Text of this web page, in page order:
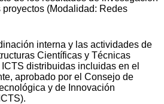
(Modalidad: Redes
interna y las actividades de
Científicas y Técnicas
distribuidas incluidas en el
aprobado por el Consejo de
y de Innovación